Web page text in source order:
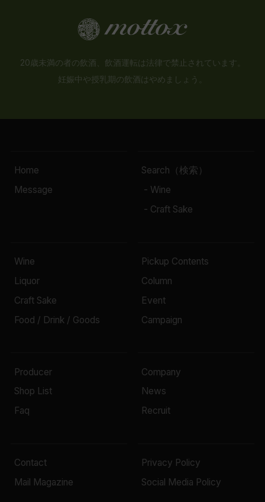
20歳未満の者の飲酒、飲酒運転は法律で禁止されています。
妊娠中や授乳期の飲酒はやめましょう。
Home
Message
Search（検索）
- Wine
- Craft Sake
Wine
Liquor
Craft Sake
Food / Drink / Goods
Pickup Contents
Column
Event
Campaign
Producer
Shop List
Faq
Company
News
Recruit
Contact
Mail Magazine
Privacy Policy
Social Media Policy